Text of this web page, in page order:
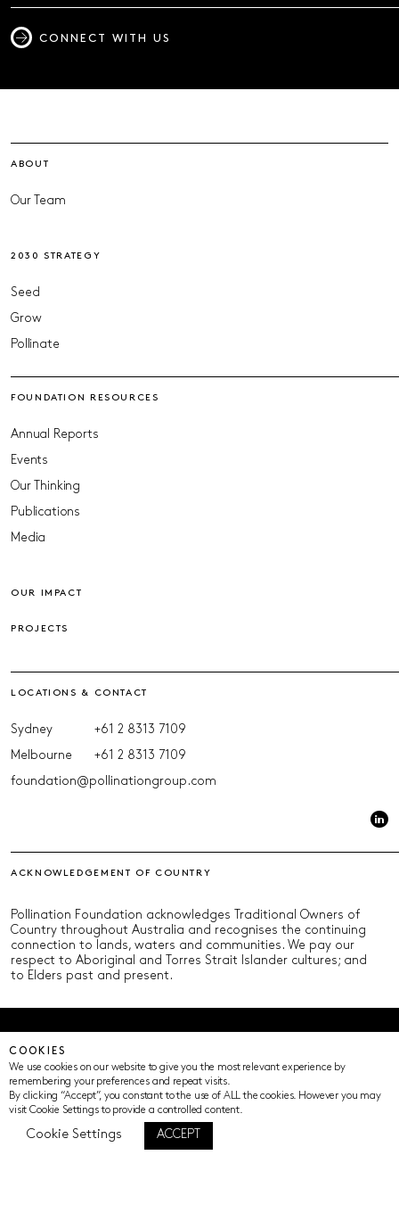
CONNECT WITH US
ABOUT
Our Team
2030 STRATEGY
Seed
Grow
Pollinate
FOUNDATION RESOURCES
Annual Reports
Events
Our Thinking
Publications
Media
OUR IMPACT
PROJECTS
LOCATIONS & CONTACT
Sydney
+61 2 8313 7109
Melbourne
+61 2 8313 7109
foundation@pollinationgroup.com
ACKNOWLEDGEMENT OF COUNTRY
Pollination Foundation acknowledges Traditional Owners of
Country throughout Australia and recognises the continuing
connection to lands, waters and communities. We pay our
respect to Aboriginal and Torres Strait Islander cultures; and
to Elders past and present.
Privacy Policy
COOKIES
We use cookies on our website to give you the most relevant experience by
remembering your preferences and repeat visits.
By clicking “Accept”, you constant to the use of ALL the cookies. However you may
visit Cookie Settings to provide a controlled content.
Cookie Settings ACCEPT